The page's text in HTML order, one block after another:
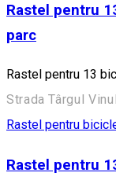
Rastel pentru
parc
Rastel pentru 13
Strada Târgul
Rastel pentru
Rastel pentru